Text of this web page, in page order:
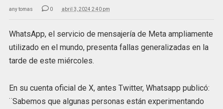
any tomas 0 abril 3, 2024 2:40 pm
WhatsApp, el servicio de mensajería de Meta ampliamente
utilizado en el mundo, presenta fallas generalizadas en la
tarde de este miércoles.
En su cuenta oficial de X, antes Twitter, Whatsapp publicó:
¨Sabemos que algunas personas están experimentando